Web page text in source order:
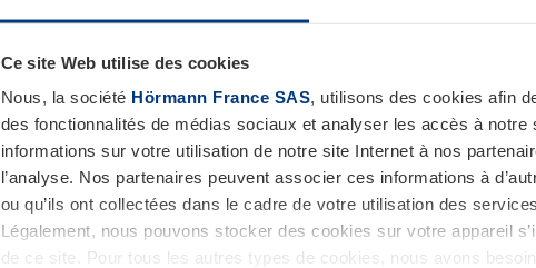
Ce site Web utilise des cookies
Nous, la société Hörmann France SAS, utilisons des cookies afin
des fonctionnalités de médias sociaux et analyser les accès à
informations sur votre utilisation de notre site Internet à nos
l’analyse. Nos partenaires peuvent associer ces informations à
ou qu’ils ont collectées dans le cadre de votre utilisation des
Légalement, nous pouvons stocker des cookies sur votre appareil
de ce site. Pour tous les autres types de cookies, nous avons